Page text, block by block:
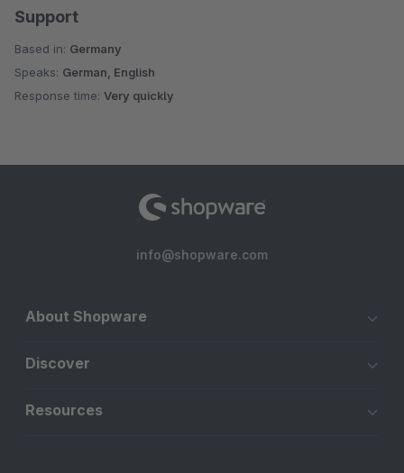
Support
Based in: Germany
Speaks: German, English
Response time: Very quickly
info@shopware.com
About Shopware
Discover
Resources